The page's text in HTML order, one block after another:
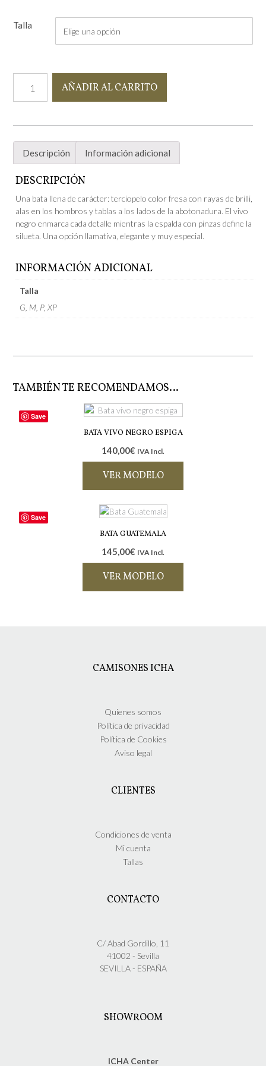
Talla
negro
brilli
cantidad
AÑADIR AL CARRITO
Descripción Información adicional
DESCRIPCIÓN
Una bata llena de carácter: terciopelo color fresa con rayas de brilli,
alas en los hombros y tablas a los lados de la abotonadura. El vivo
negro enmarca cada detalle mientras la espalda con pinzas define la
silueta. Una opción llamativa, elegante y muy especial.
INFORMACIÓN ADICIONAL
Talla
G, M, P, XP
TAMBIÉN TE RECOMENDAMOS…
Save
BATA VIVO NEGRO ESPIGA
140,00€ IVA Incl.
VER MODELO
producto
tiene
múltiples
Las
opciones
producto
Save
BATA GUATEMALA
145,00€ IVA Incl.
VER MODELO
opciones
elegir
de
CAMISONES ICHA
Quienes somos
Política de privacidad
Política de Cookies
Aviso legal
CLIENTES
Condiciones de venta
Mi cuenta
Tallas
CONTACTO
C/ Abad Gordillo, 11
41002 - Sevilla
SEVILLA - ESPAÑA
SHOWROOM
ICHA Center